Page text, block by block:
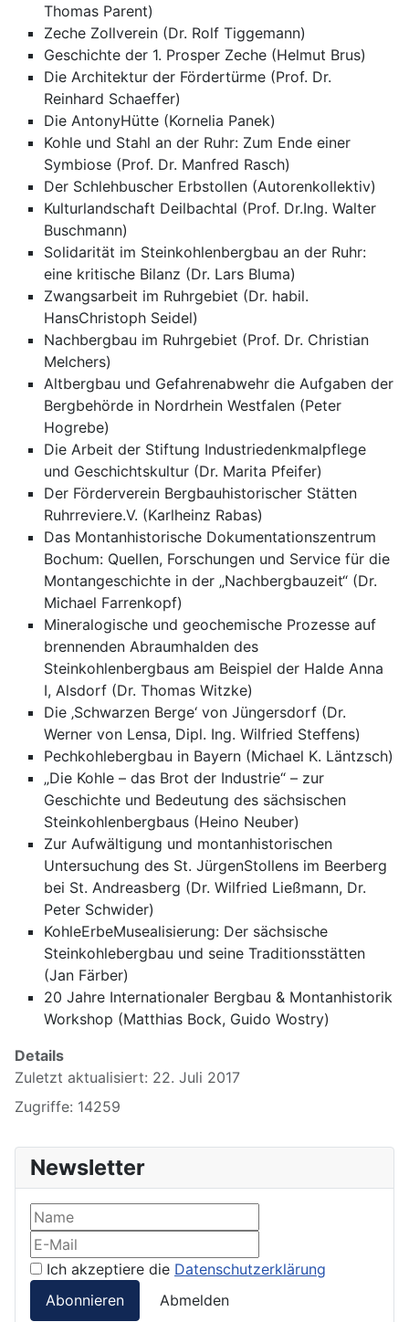
Thomas Parent)
Zeche Zollverein (Dr. Rolf Tiggemann)
Geschichte der 1. Prosper Zeche (Helmut Brus)
Die Architektur der Fördertürme (Prof. Dr.
Reinhard Schaeffer)
Die AntonyHütte (Kornelia Panek)
Kohle und Stahl an der Ruhr: Zum Ende einer
Symbiose (Prof. Dr. Manfred Rasch)
Der Schlehbuscher Erbstollen (Autorenkollektiv)
Kulturlandschaft Deilbachtal (Prof. Dr.Ing. Walter
Buschmann)
Solidarität im Steinkohlenbergbau an der Ruhr:
eine kritische Bilanz (Dr. Lars Bluma)
Zwangsarbeit im Ruhrgebiet (Dr. habil.
HansChristoph Seidel)
Nachbergbau im Ruhrgebiet (Prof. Dr. Christian
Melchers)
Altbergbau und Gefahrenabwehr die Aufgaben der
Bergbehörde in Nordrhein Westfalen (Peter
Hogrebe)
Die Arbeit der Stiftung Industriedenkmalpflege
und Geschichtskultur (Dr. Marita Pfeifer)
Der Förderverein Bergbauhistorischer Stätten
Ruhrreviere.V. (Karlheinz Rabas)
Das Montanhistorische Dokumentationszentrum
Bochum: Quellen, Forschungen und Service für die
Montangeschichte in der „Nachbergbauzeit“ (Dr.
Michael Farrenkopf)
Mineralogische und geochemische Prozesse auf
brennenden Abraumhalden des
Steinkohlenbergbaus am Beispiel der Halde Anna
I, Alsdorf (Dr. Thomas Witzke)
Die ‚Schwarzen Berge‘ von Jüngersdorf (Dr.
Werner von Lensa, Dipl. Ing. Wilfried Steffens)
Pechkohlebergbau in Bayern (Michael K. Läntzsch)
„Die Kohle – das Brot der Industrie“ – zur
Geschichte und Bedeutung des sächsischen
Steinkohlenbergbaus (Heino Neuber)
Zur Aufwältigung und montanhistorischen
Untersuchung des St. JürgenStollens im Beerberg
bei St. Andreasberg (Dr. Wilfried Ließmann, Dr.
Peter Schwider)
KohleErbeMusealisierung: Der sächsische
Steinkohlebergbau und seine Traditionsstätten
(Jan Färber)
20 Jahre Internationaler Bergbau & Montanhistorik
Workshop (Matthias Bock, Guido Wostry)
Details
Zuletzt aktualisiert: 22. Juli 2017
Zugriffe: 14259
Newsletter
Ich akzeptiere die Datenschutzerklärung
Abonnieren
Abmelden